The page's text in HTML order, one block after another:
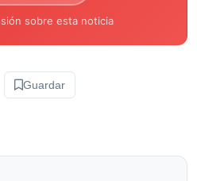
sobre esta noticia
Guardar